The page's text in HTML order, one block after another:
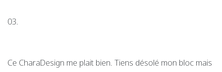
03.
Ce CharaDesign me plait bien. Tiens désolé mon bloc mais